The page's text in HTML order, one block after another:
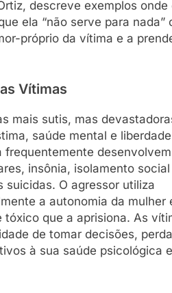
descreve exemplos onde
ela “não serve para nada”
próprio da vítima e a
Vítimas
mais sutis, mas
saúde mental e liberdade
desenvolvem
insônia, isolamento
suicidas. O agressor utiliza
a autonomia da mulher
que a aprisiona. As
de tomar decisões,
à sua saúde psicológica